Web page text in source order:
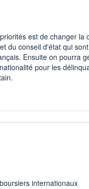
est de changer
du conseil d'état qui
Ensuite on pourra
pour les
internationaux